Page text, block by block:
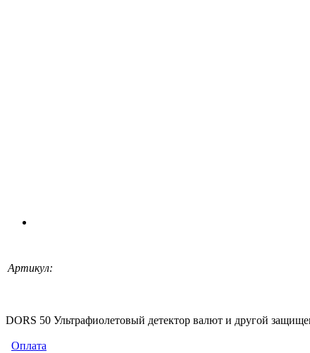
Артикул:
DORS 50 Ультрафиолетовый детектор валют и другой
Оплата